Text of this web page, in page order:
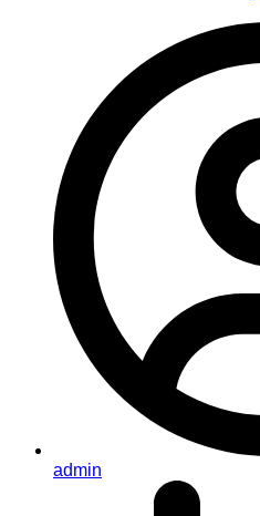
admin